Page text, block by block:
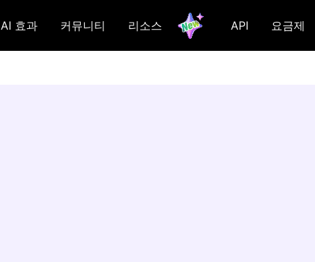
AI 효과 커뮤니티 리소스 API 요금제